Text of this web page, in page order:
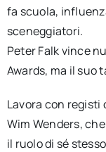
fa scuola,
sceneggiatori.
Peter Falk vince
Awards, ma il suo
Lavora con registi
Wim Wenders,
il ruolo di sé